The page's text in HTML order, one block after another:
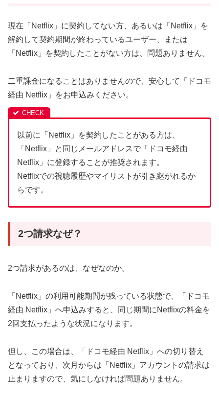
現在「Netflix」に契約してない方、あるいは「Netflix」を
解約して契約期間が終わっているユーザー、または
「Netflix」を契約したことがない方は、問題ありません。
二重課金になることはありませんので、安心して「ドコモ
経由 Netflix」をお申込みください。
以前に「Netflix」を契約したことがある方は、
「Netflix」と同じメールアドレスで「ドコモ経由
Netflix」に登録することが推奨されます。
Netflixでの視聴履歴やマイリストが引き継がれるか
らです。
2つ請求なぜ？
2つ請求があるのは、なぜなのか。
「Netflix」の利用可能期間が残っている状態で、「ドコモ
経由 Netflix」へ申込みすると、同じ期間にNetflixの料金を
2回支払ったような状況になります。
但し、この場合は、「ドコモ経由 Netflix」への切り替え
となっており、次月からは「Netflix」アカウントの請求は
止まりますので、気にしなければ問題ありません。